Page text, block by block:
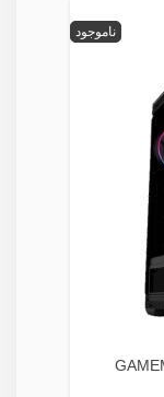
ناموجود